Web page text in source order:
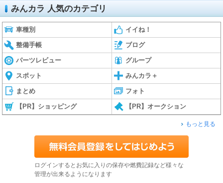
みんカラ 人気のカテゴリ
車種別 イイね！
整備手帳 ブログ
パーツレビュー グループ
スポット みんカラ＋
まとめ フォト
【PR】ショッピング 【PR】オークション
もっと見る
ログインするとお気に入りの保存や燃費記録など様々な
管理が出来るようになります